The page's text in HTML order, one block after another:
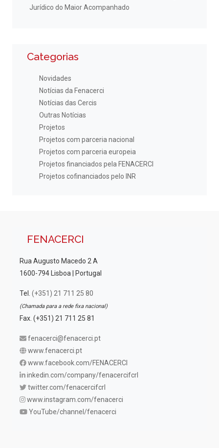
Jurídico do Maior Acompanhado
Categorias
Novidades
Notícias da Fenacerci
Notícias das Cercis
Outras Notícias
Projetos
Projetos com parceria nacional
Projetos com parceria europeia
Projetos financiados pela FENACERCI
Projetos cofinanciados pelo INR
FENACERCI
Rua Augusto Macedo 2 A
1600-794 Lisboa | Portugal
Tel. (+351) 21 711 25 80
(Chamada para a rede fixa nacional)
Fax. (+351) 21 711 25 81
fenacerci@fenacerci.pt
www.fenacerci.pt
www.facebook.com/FENACERCI
inkedin.com/company/fenacercifcrl
twitter.com/fenacercifcrl
www.instagram.com/fenacerci
YouTube/channel/fenacerci